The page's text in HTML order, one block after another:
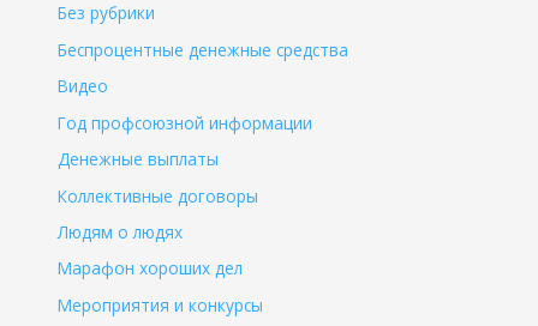
Без рубрики
Беспроцентные денежные средства
Видео
Год профсоюзной информации
Денежные выплаты
Коллективные договоры
Людям о людях
Марафон хороших дел
Мероприятия и конкурсы